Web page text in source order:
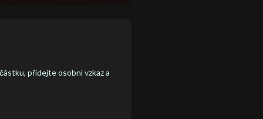
přidejte osobní vzkaz a